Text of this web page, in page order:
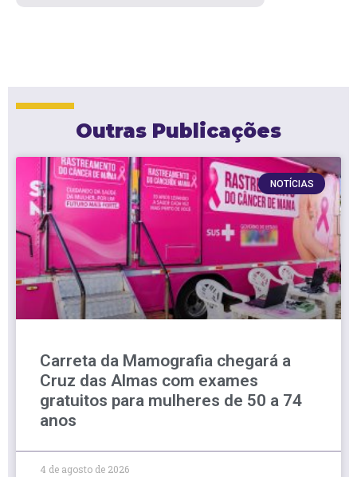
Outras Publicações
NOTÍCIAS
Carreta da Mamografia chegará a
Cruz das Almas com exames
gratuitos para mulheres de 50 a 74
anos
4 de agosto de 2026